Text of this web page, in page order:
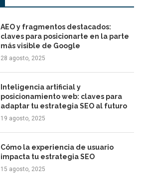
AEO y fragmentos destacados:
claves para posicionarte en la parte
más visible de Google
28 agosto, 2025
Inteligencia artificial y
posicionamiento web: claves para
adaptar tu estrategia SEO al futuro
19 agosto, 2025
Cómo la experiencia de usuario
impacta tu estrategia SEO
15 agosto, 2025